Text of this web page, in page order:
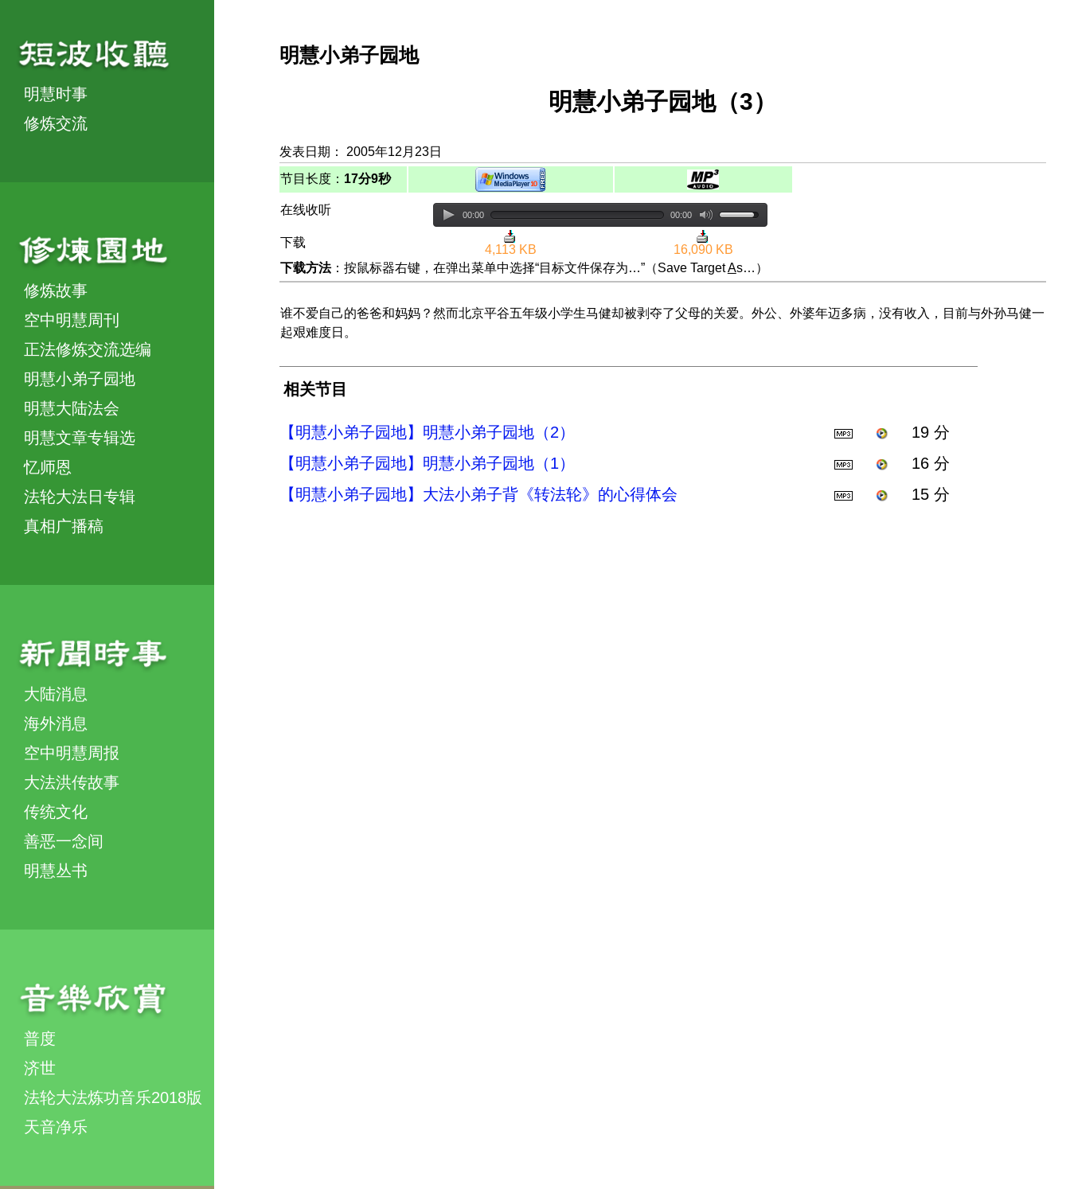
明慧时事
修炼交流
修炼故事
空中明慧周刊
正法修炼交流选编
明慧小弟子园地
明慧大陆法会
明慧文章专辑选
忆师恩
法轮大法日专辑
真相广播稿
大陆消息
海外消息
空中明慧周报
大法洪传故事
传统文化
善恶一念间
明慧丛书
普度
济世
法轮大法炼功音乐2018版
天音净乐
明慧小弟子园地
明慧小弟子园地（3）
发表日期： 2005年12月23日
节目长度： 17分9秒
在线收听 00:00 00:00
下载
4,113 KB
16,090 KB
下载方法：按鼠标器右键，在弹出菜单中选择“目标文件保存为…”（Save TargetAs…）
谁不爱自己的爸爸和妈妈？然而北京平谷五年级小学生马健却被剥夺了父母的关爱。外公、外婆年迈多病，没有收入，目前与外孙马健一
起艰难度日。
相关节目
【明慧小弟子园地】明慧小弟子园地（2）
19 分
【明慧小弟子园地】明慧小弟子园地（1）
16 分
【明慧小弟子园地】大法小弟子背《转法轮》的心得体会
15 分